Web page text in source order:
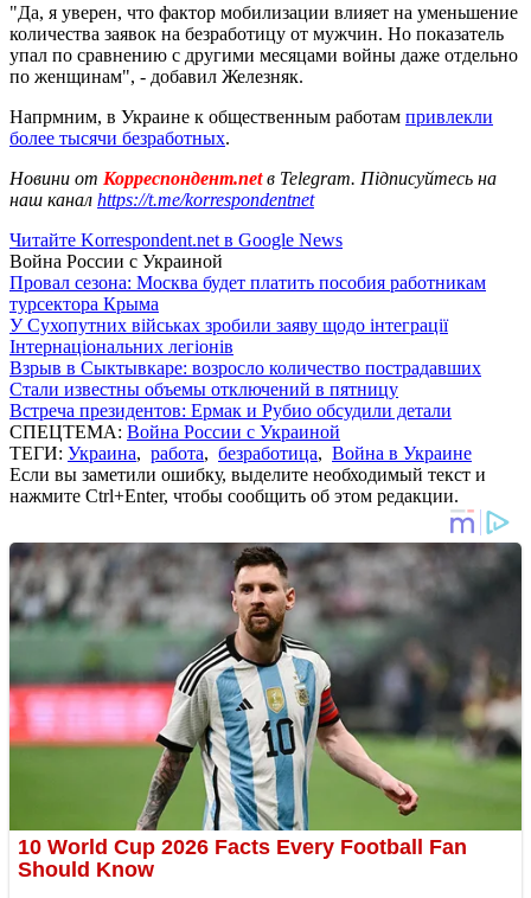
"Да, я уверен, что фактор мобилизации влияет на уменьшение
количества заявок на безработицу от мужчин. Но показатель
упал по сравнению с другими месяцами войны даже отдельно
по женщинам", - добавил Железняк.
Напрмним, в Украине к общественным работам привлекли
более тысячи безработных.
Новини от Корреспондент.netв Telegram. Підписуйтесь на
наш канал https://t.me/korrespondentnet
Читайте Korrespondent.net в Google News
Война России с Украиной
Провал сезона: Москва будет платить пособия работникам
турсектора Крыма
У Сухопутних військах зробили заяву щодо інтеграції
Інтернаціональних легіонів
Взрыв в Сыктывкаре: возросло количество пострадавших
Стали известны объемы отключений в пятницу
Встреча президентов: Ермак и Рубио обсудили детали
СПЕЦТЕМА: Война России с Украиной
ТЕГИ: Украина, работа, безработица, Война в Украине
Если вы заметили ошибку, выделите необходимый текст и
нажмите Ctrl+Enter, чтобы сообщить об этом редакции.